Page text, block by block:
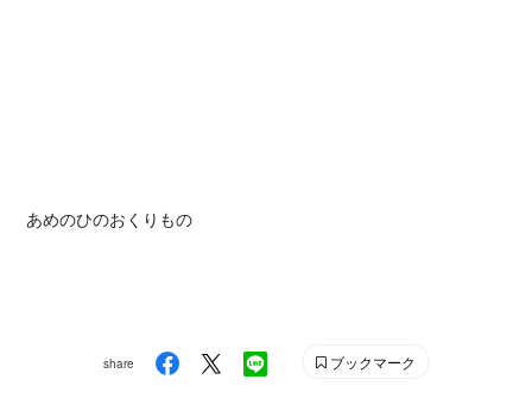
あめのひのおくりもの
share ブックマーク